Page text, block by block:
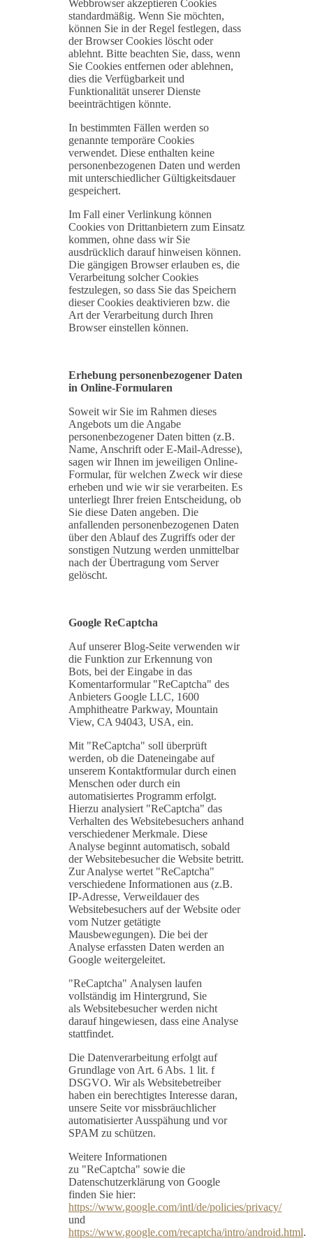
Webbrowser akzeptieren Cookies
standardmäßig. Wenn Sie möchten,
können Sie in der Regel festlegen, dass
der Browser Cookies löscht oder
ablehnt. Bitte beachten Sie, dass, wenn
Sie Cookies entfernen oder ablehnen,
dies die Verfügbarkeit und
Funktionalität unserer Dienste
beeinträchtigen könnte.
In bestimmten Fällen werden so
genannte temporäre Cookies
verwendet. Diese enthalten keine
personenbezogenen Daten und werden
mit unterschiedlicher Gültigkeitsdauer
gespeichert.
Im Fall einer Verlinkung können
Cookies von Drittanbietern zum Einsatz
kommen, ohne dass wir Sie
ausdrücklich darauf hinweisen können.
Die gängigen Browser erlauben es, die
Verarbeitung solcher Cookies
festzulegen, so dass Sie das Speichern
dieser Cookies deaktivieren bzw. die
Art der Verarbeitung durch Ihren
Browser einstellen können.
Erhebung personenbezogener Daten
in Online-Formularen
Soweit wir Sie im Rahmen dieses
Angebots um die Angabe
personenbezogener Daten bitten (z.B.
Name, Anschrift oder E-Mail-Adresse),
sagen wir Ihnen im jeweiligen Online-
Formular, für welchen Zweck wir diese
erheben und wie wir sie verarbeiten. Es
unterliegt Ihrer freien Entscheidung, ob
Sie diese Daten angeben. Die
anfallenden personenbezogenen Daten
über den Ablauf des Zugriffs oder der
sonstigen Nutzung werden unmittelbar
nach der Übertragung vom Server
gelöscht.
Google ReCaptcha
Auf unserer Blog-Seite verwenden wir
die Funktion zur Erkennung von
Bots, bei der Eingabe in das
Komentarformular "ReCaptcha" des
Anbieters Google LLC, 1600
Amphitheatre Parkway, Mountain
View, CA 94043, USA, ein.
Mit "ReCaptcha" soll überprüft
werden, ob die Dateneingabe auf
unserem Kontaktformular durch einen
Menschen oder durch ein
automatisiertes Programm erfolgt.
Hierzu analysiert "ReCaptcha" das
Verhalten des Websitebesuchers anhand
verschiedener Merkmale. Diese
Analyse beginnt automatisch, sobald
der Websitebesucher die Website betritt.
Zur Analyse wertet "ReCaptcha"
verschiedene Informationen aus (z.B.
IP-Adresse, Verweildauer des
Websitebesuchers auf der Website oder
vom Nutzer getätigte
Mausbewegungen). Die bei der
Analyse erfassten Daten werden an
Google weitergeleitet.
"ReCaptcha" Analysen laufen
vollständig im Hintergrund, Sie
als Websitebesucher werden nicht
darauf hingewiesen, dass eine Analyse
stattfindet.
Die Datenverarbeitung erfolgt auf
Grundlage von Art. 6 Abs. 1 lit. f
DSGVO. Wir als Websitebetreiber
haben ein berechtigtes Interesse daran,
unsere Seite vor missbräuchlicher
automatisierter Ausspähung und vor
SPAM zu schützen.
Weitere Informationen
zu "ReCaptcha" sowie die
Datenschutzerklärung von Google
finden Sie hier:
https://www.google.com/intl/de/policies/privacy/
und
https://www.google.com/recaptcha/intro/android.html.